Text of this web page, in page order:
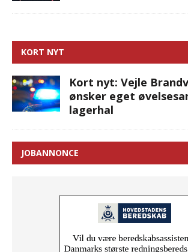
KORT NYT
Kort nyt: Vejle
ønsker eget
lagerhal
JOBANNONCE